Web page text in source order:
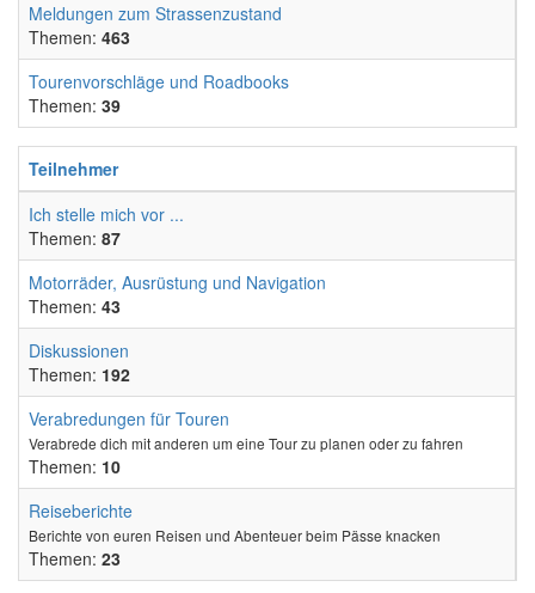
Meldungen zum Strassenzustand
Themen: 463
Tourenvorschläge und Roadbooks
Themen: 39
Teilnehmer
Ich stelle mich vor ...
Themen: 87
Motorräder, Ausrüstung und Navigation
Themen: 43
Diskussionen
Themen: 192
Verabredungen für Touren
Verabrede dich mit anderen um eine Tour zu planen oder zu fahren
Themen: 10
Reiseberichte
Berichte von euren Reisen und Abenteuer beim Pässe knacken
Themen: 23